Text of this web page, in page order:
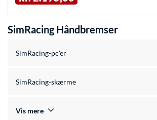
SimRacing Håndbremser
SimRacing-pc'er
SimRacing-skærme
Vis mere